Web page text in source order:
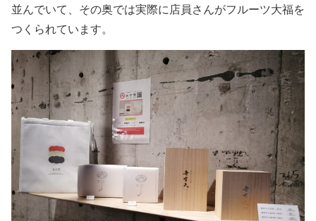
並んでいて、その奥では実際に店員さんがフルーツ大福を
つくられています。